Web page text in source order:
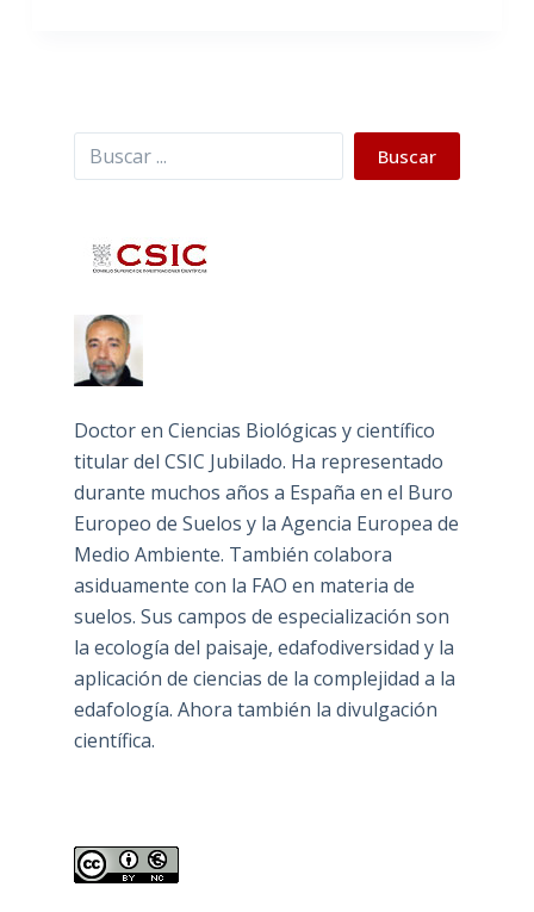
Buscar Buscar
Doctor en Ciencias Biológicas y científico
titular del CSIC Jubilado. Ha representado
durante muchos años a España en el Buro
Europeo de Suelos y la Agencia Europea de
Medio Ambiente. También colabora
asiduamente con la FAO en materia de
suelos. Sus campos de especialización son
la ecología del paisaje, edafodiversidad y la
aplicación de ciencias de la complejidad a la
edafología. Ahora también la divulgación
científica.